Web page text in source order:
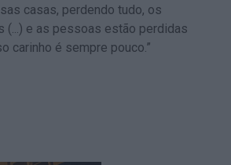
casas, perdendo tudo, os
(...) e as pessoas estão perdidas
carinho é sempre pouco.”